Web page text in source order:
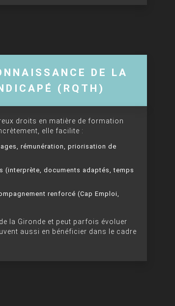
DE LA
(RQTH)
droits en matière de formation
elle facilite :
rémunération, priorisation de
(interprète, documents adaptés, temps
renforcé (Cap Emploi,
la Gironde et peut parfois évoluer
aussi en bénéficier dans le cadre